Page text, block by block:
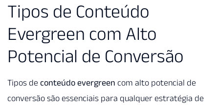
Tipos de Conteúdo
Evergreen com Alto
Potencial de Conversão
Tipos de conteúdo evergreen com alto potencial de
conversão são essenciais para qualquer estratégia de